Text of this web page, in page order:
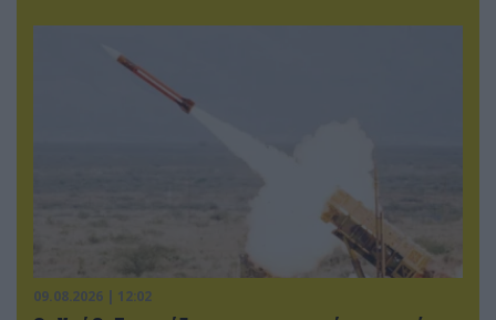
09.08.2026 | 12:02